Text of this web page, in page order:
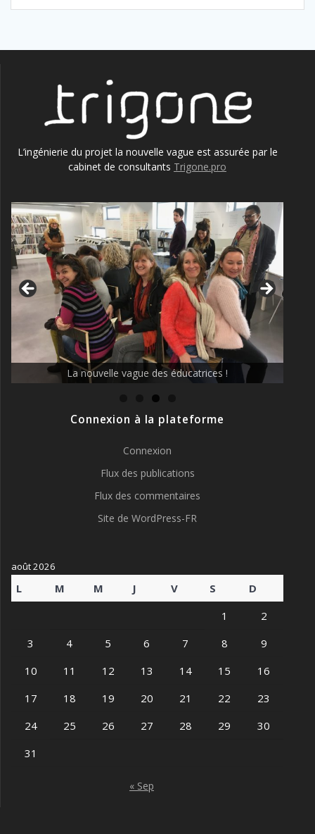
L’ingénierie du projet la nouvelle vague est assurée par le
cabinet de consultants Trigone.pro
La nouvelle vague des éducatrices !
Connexion à la plateforme
Connexion
Flux des publications
Flux des commentaires
Site de WordPress-FR
août 2026
L M M J V S
D
1
2
3
4 5 6 7 8
9
10
11 12 13 14 15
16
17
18 19 20 21 22
23
24
25 26 27 28 29
30
31
« Sep